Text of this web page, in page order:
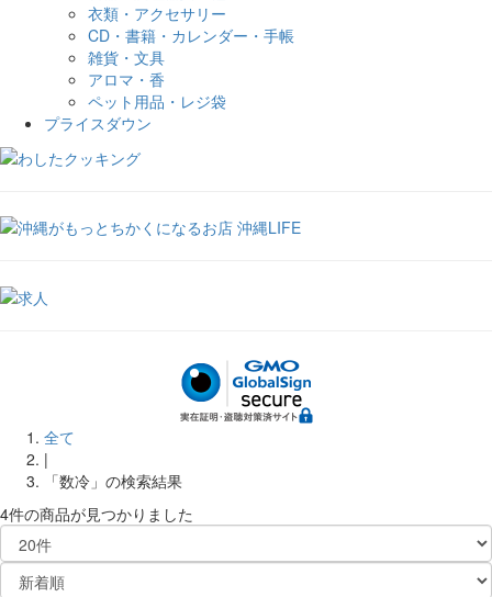
衣類・アクセサリー
CD・書籍・カレンダー・手帳
雑貨・文具
アロマ・香
ペット用品・レジ袋
プライスダウン
全て
|
「数冷」の検索結果
4件の商品が見つかりました